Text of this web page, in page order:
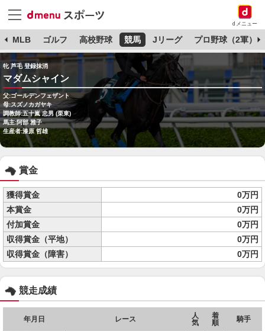
dメニュー
MLB ゴルフ 高校野球 競馬 Jリーグ プロ野球（2軍）
牝 芦毛 登録抹消
マダムシャイン
父:ゴールデンフェザント
母:スズノカガヤキ
調教師:五十嵐 忠男 (栗東)
馬主:阿部 雅子
生産者:漆原 哲雄
賞金
獲得賞金
0万円
本賞金
0万円
付加賞金
0万円
収得賞金（平地）
0万円
収得賞金（障害）
0万円
競走成績
年月日 レース
人
気
着
順
騎手